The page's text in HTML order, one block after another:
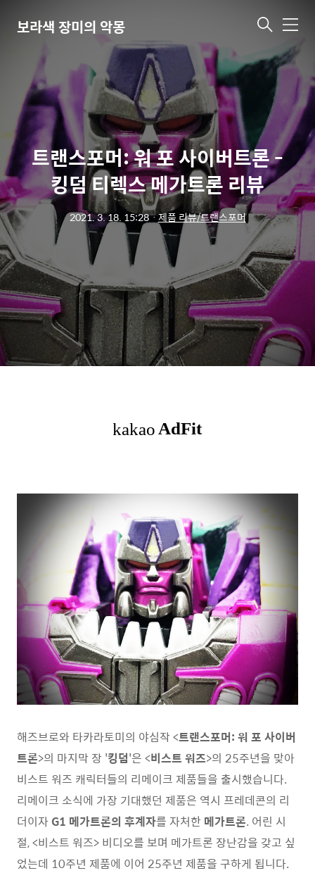
보라색 장미의 악몽 메
뉴
트랜스포머: 워 포 사이버트론 -
킹덤 티렉스 메가트론 리뷰
2021. 3. 18. 15:28ㆍ제품 리뷰/트랜스포머
해즈브로와 타카라토미의 야심작 <트랜스포머: 워 포 사이버
트론>의 마지막 장 '킹덤'은 <비스트 워즈>의 25주년을 맞아
비스트 워즈 캐릭터들의 리메이크 제품들을 출시했습니다.
리메이크 소식에 가장 기대했던 제품은 역시 프레데콘의 리
더이자 G1 메가트론의 후계자를 자처한 메가트론. 어린 시
절, <비스트 워즈> 비디오를 보며 메가트론 장난감을 갖고 싶
었는데 10주년 제품에 이어 25주년 제품을 구하게 됩니다.